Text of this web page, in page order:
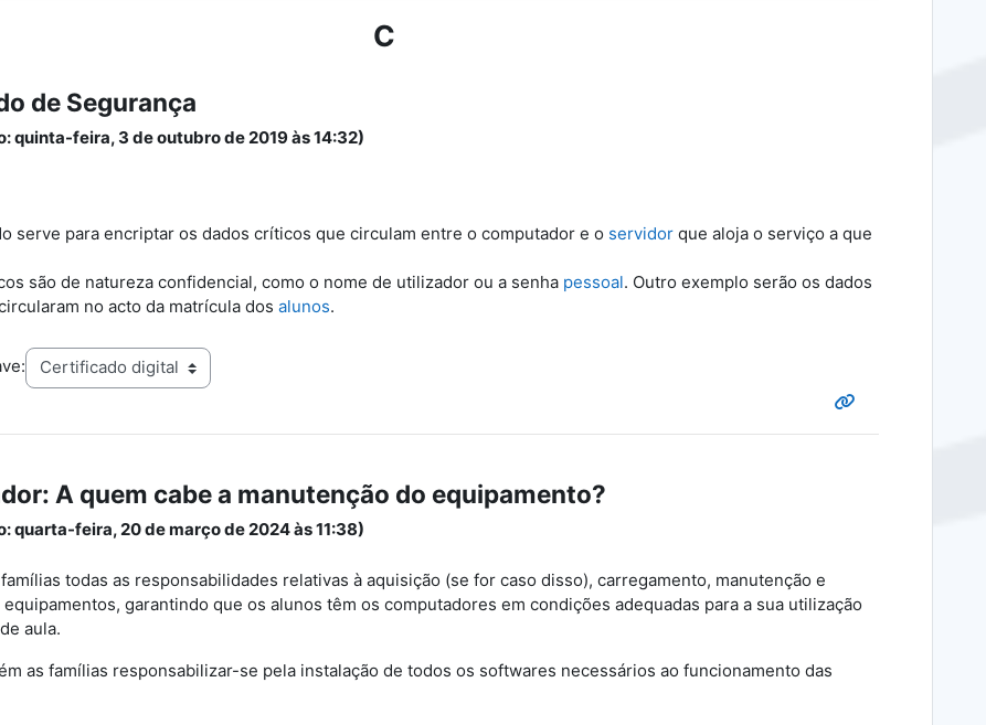
C
de Segurança
quinta-feira, 3 de outubro de 2019 às 14:32)
serve para encriptar os dados críticos que circulam entre o computador e o servidor que aloja o serviço a que
são de natureza confidencial, como o nome de utilizador ou a senha pessoal. Outro exemplo serão os dados
no acto da matrícula dos alunos.
A quem cabe a manutenção do equipamento?
quarta-feira, 20 de março de 2024 às 11:38)
todas as responsabilidades relativas à aquisição (se for caso disso), carregamento, manutenção e
garantindo que os alunos têm os computadores em condições adequadas para a sua utilização
aula.
as famílias responsabilizar-se pela instalação de todos os softwares necessários ao funcionamento das